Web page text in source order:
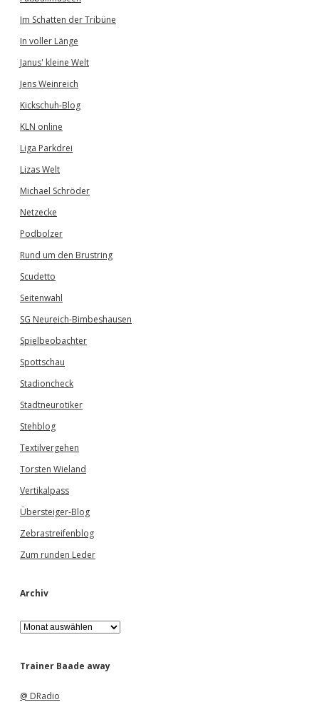
Im Schatten der Tribüne
In voller Länge
Janus' kleine Welt
Jens Weinreich
Kickschuh-Blog
KLN online
Liga Parkdrei
Lizas Welt
Michael Schröder
Netzecke
Podbolzer
Rund um den Brustring
Scudetto
Seitenwahl
SG Neureich-Bimbeshausen
Spielbeobachter
Spottschau
Stadioncheck
Stadtneurotiker
Stehblog
Textilvergehen
Torsten Wieland
Vertikalpass
Übersteiger-Blog
Zebrastreifenblog
Zum runden Leder
Archiv
A
r
h
Trainer Baade away
@ DRadio